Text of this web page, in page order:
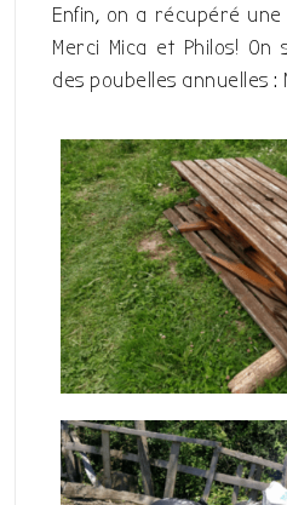
Enfin, on a récupéré
Merci Mica et Philos! On
des poubelles annuelles :